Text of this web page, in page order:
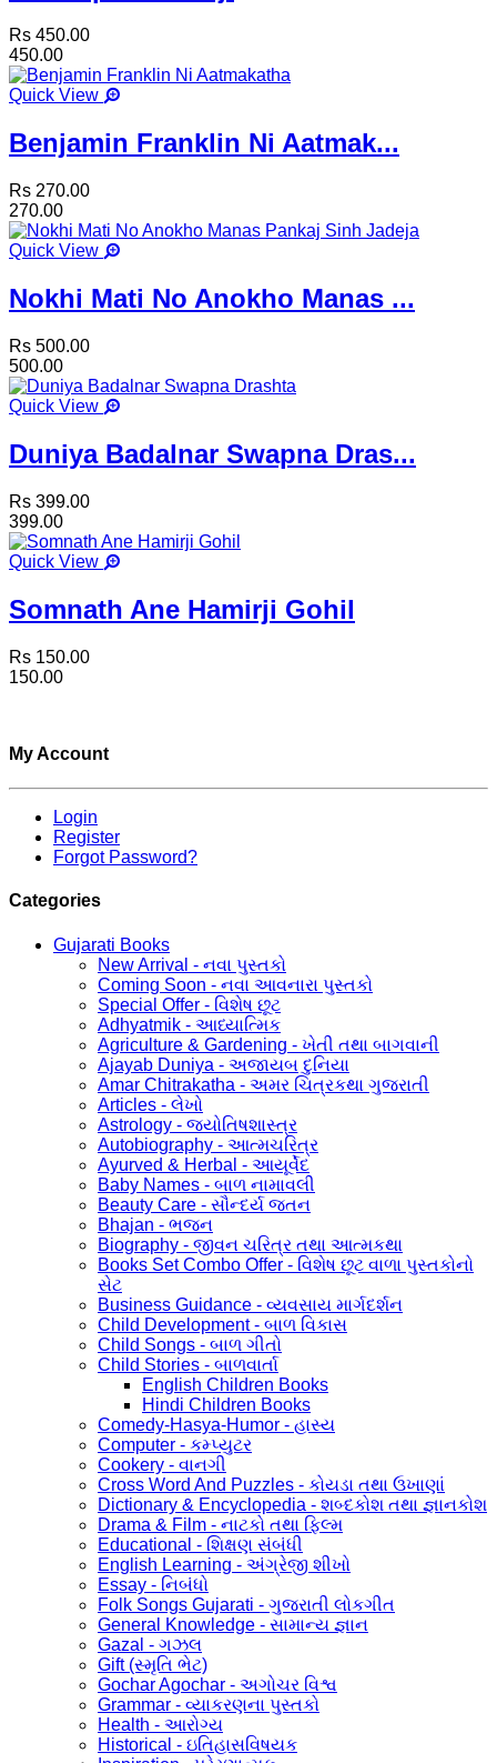
Rs 450.00
450.00
Quick View
Benjamin Franklin Ni Aatmak...
Rs 270.00
270.00
Quick View
Nokhi Mati No Anokho Manas ...
Rs 500.00
500.00
Quick View
Duniya Badalnar Swapna Dras...
Rs 399.00
399.00
Quick View
Somnath Ane Hamirji Gohil
Rs 150.00
150.00
My Account
Login
Register
Forgot Password?
Categories
Gujarati Books
New Arrival - નવા પુસ્તકો
Coming Soon - નવા આવનારા પુસ્તકો
Special Offer - વિશેષ છૂટ
Adhyatmik - આધ્યાત્મિક
Agriculture & Gardening - ખેતી તથા બાગવાની
Ajayab Duniya - અજાયબ દુનિયા
Amar Chitrakatha - અમર ચિત્રકથા ગુજરાતી
Articles - લેખો
Astrology - જ્યોતિષશાસ્ત્ર
Autobiography - આત્મચરિત્ર
Ayurved & Herbal - આયૂર્વેદ
Baby Names - બાળ નામાવલી
Beauty Care - સૌન્દર્ય જતન
Bhajan - ભજન
Biography - જીવન ચરિત્ર તથા આત્મકથા
Books Set Combo Offer - વિશેષ છૂટ વાળા પુસ્તકોનો
સેટ
Business Guidance - વ્યવસાય માર્ગદર્શન
Child Development - બાળ વિકાસ
Child Songs - બાળ ગીતો
Child Stories - બાળવાર્તા
English Children Books
Hindi Children Books
Comedy-Hasya-Humor - હાસ્ય
Computer - કમ્પ્યુટર
Cookery - વાનગી
Cross Word And Puzzles - કોયડા તથા ઉખાણાં
Dictionary & Encyclopedia - શબ્દકોશ તથા જ્ઞાનકોશ
Drama & Film - નાટકો તથા ફિલ્મ
Educational - શિક્ષણ સંબંધી
English Learning - અંગ્રેજી શીખો
Essay - નિબંધો
Folk Songs Gujarati - ગુજરાતી લોકગીત
General Knowledge - સામાન્ય જ્ઞાન
Gazal - ગઝલ
Gift (સ્મૃતિ ભેટ)
Gochar Agochar - અગોચર વિશ્વ
Grammar - વ્યાકરણના પુસ્તકો
Health - આરોગ્ય
Historical - ઇતિહાસવિષયક